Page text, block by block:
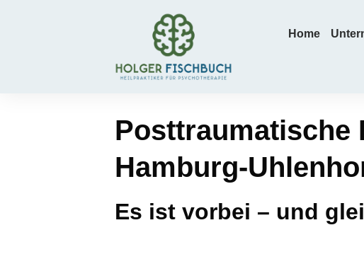
Home
Posttraumatische
Hamburg-
Es ist vorbei – und